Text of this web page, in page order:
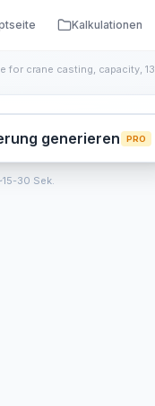
Kalkulationen
generieren PRO
30 Sek.